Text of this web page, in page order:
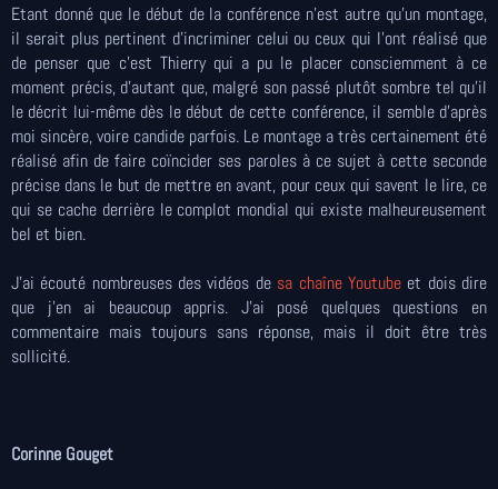
Etant donné que le début de la conférence n'est autre qu'un montage,
il serait plus pertinent d'incriminer celui ou ceux qui l'ont réalisé que
de penser que c'est Thierry qui a pu le placer consciemment à ce
moment précis, d'autant que, malgré son passé plutôt sombre tel qu'il
le décrit lui-même dès le début de cette conférence, il semble d'après
moi sincère, voire candide parfois. Le montage a très certainement été
réalisé afin de faire coïncider ses paroles à ce sujet à cette seconde
précise dans le but de mettre en avant, pour ceux qui savent le lire, ce
qui se cache derrière le complot mondial qui existe malheureusement
bel et bien.
J'ai écouté nombreuses des vidéos de sa chaîne Youtubeet dois dire
que j'en ai beaucoup appris. J'ai posé quelques questions en
commentaire mais toujours sans réponse, mais il doit être très
sollicité.
Corinne Gouget